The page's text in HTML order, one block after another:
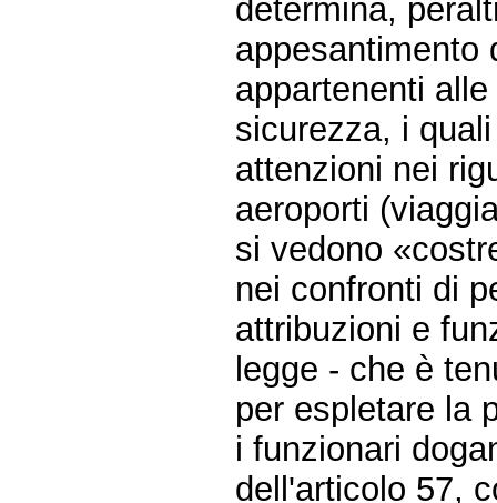
determina,
appesantimento
appartenenti
sicurezza, i
attenzioni nei
aeroporti
si vedono
nei confronti di
attribuzioni e
legge - che è
per espletare la
i funzionari
dell'articolo 57,